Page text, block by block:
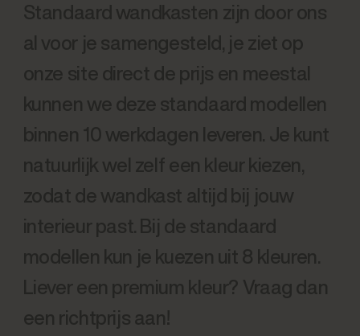
Standaard wandkasten zijn door ons
al voor je samengesteld, je ziet op
onze site direct de prijs en meestal
kunnen we deze standaard modellen
binnen 10 werkdagen leveren. Je kunt
natuurlijk wel zelf een kleur kiezen,
zodat de wandkast altijd bij jouw
interieur past. Bij de standaard
modellen kun je kuezen uit 8 kleuren.
Liever een premium kleur? Vraag dan
een richtprijs aan!